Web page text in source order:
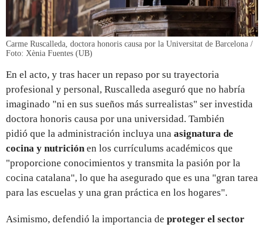
Carme Ruscalleda, doctora honoris causa por la Universitat de Barcelona /
Foto: Xènia Fuentes (UB)
En el acto, y tras hacer un repaso por su trayectoria
profesional y personal, Ruscalleda aseguró que no habría
imaginado "ni en sus sueños más surrealistas" ser investida
doctora honoris causa por una universidad. También
pidió que la administración incluya una asignatura de
cocina y nutriciónen los currículums académicos que
"proporcione conocimientos y transmita la pasión por la
cocina catalana", lo que ha asegurado que es una "gran tarea
para las escuelas y una gran práctica en los hogares".
Asimismo, defendió la importancia de proteger el sector